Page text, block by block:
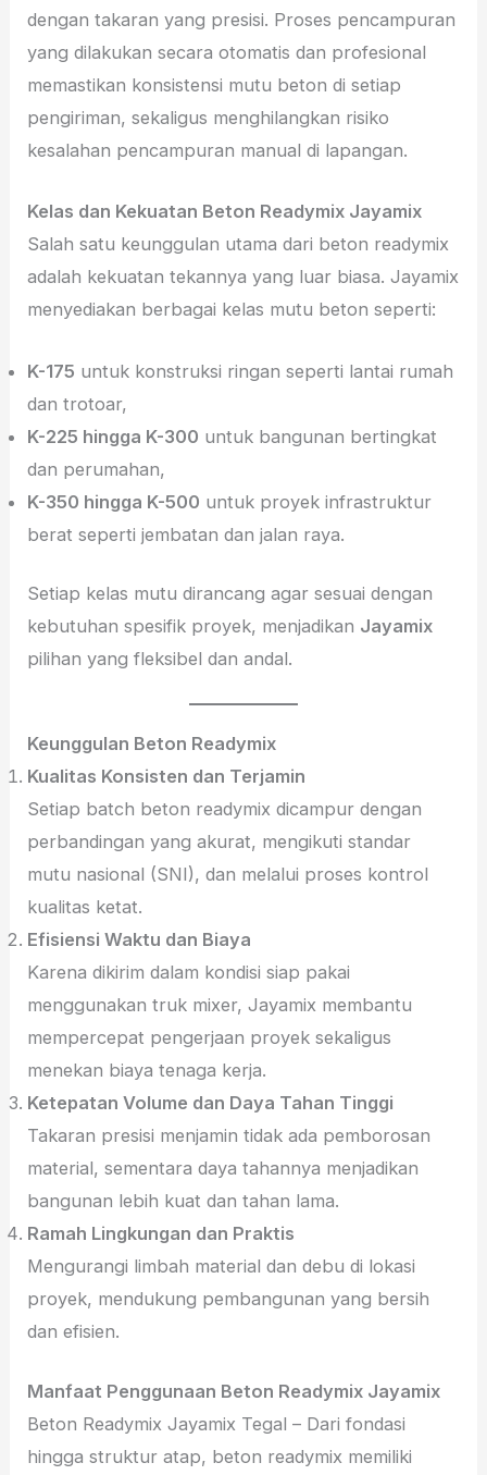
dengan takaran yang presisi. Proses pencampuran
yang dilakukan secara otomatis dan profesional
memastikan konsistensi mutu beton di setiap
pengiriman, sekaligus menghilangkan risiko
kesalahan pencampuran manual di lapangan.
Kelas dan Kekuatan Beton Readymix Jayamix
Salah satu keunggulan utama dari beton readymix
adalah kekuatan tekannya yang luar biasa. Jayamix
menyediakan berbagai kelas mutu beton seperti:
K-175 untuk konstruksi ringan seperti lantai rumah
dan trotoar,
K-225 hingga K-300 untuk bangunan bertingkat
dan perumahan,
K-350 hingga K-500 untuk proyek infrastruktur
berat seperti jembatan dan jalan raya.
Setiap kelas mutu dirancang agar sesuai dengan
kebutuhan spesifik proyek, menjadikan Jayamix
pilihan yang fleksibel dan andal.
Keunggulan Beton Readymix
Kualitas Konsisten dan Terjamin
Setiap batch beton readymix dicampur dengan
perbandingan yang akurat, mengikuti standar
mutu nasional (SNI), dan melalui proses kontrol
kualitas ketat.
Efisiensi Waktu dan Biaya
Karena dikirim dalam kondisi siap pakai
menggunakan truk mixer, Jayamix membantu
mempercepat pengerjaan proyek sekaligus
menekan biaya tenaga kerja.
Ketepatan Volume dan Daya Tahan Tinggi
Takaran presisi menjamin tidak ada pemborosan
material, sementara daya tahannya menjadikan
bangunan lebih kuat dan tahan lama.
Ramah Lingkungan dan Praktis
Mengurangi limbah material dan debu di lokasi
proyek, mendukung pembangunan yang bersih
dan efisien.
Manfaat Penggunaan Beton Readymix Jayamix
Beton Readymix Jayamix Tegal – Dari fondasi
hingga struktur atap, beton readymix memiliki